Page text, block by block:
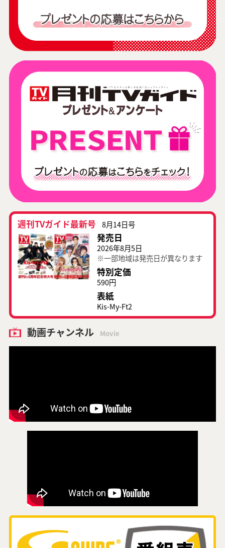
週刊TVガイド最新号 8月14日号
発売日
2026年8月5日
※一部地域は発売日が異なります
特別定価
590円
表紙
Kis-My-Ft2
動画チャンネル Movie